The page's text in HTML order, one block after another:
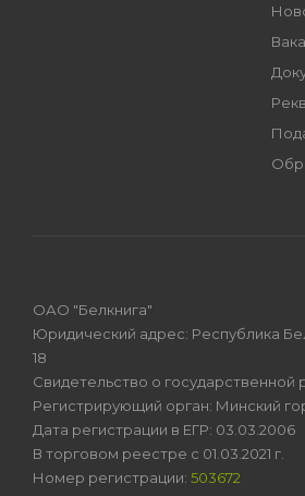
ОАО "Белкнига"
Юридический адрес: Республика
18
Свидетельство о государственной
Регистрирующий орган: Минский
Дата регистрации в ЕГР: 03.03.2006
В торговом реестре с 01.03.2021 г.
Номер регистрации: 503672